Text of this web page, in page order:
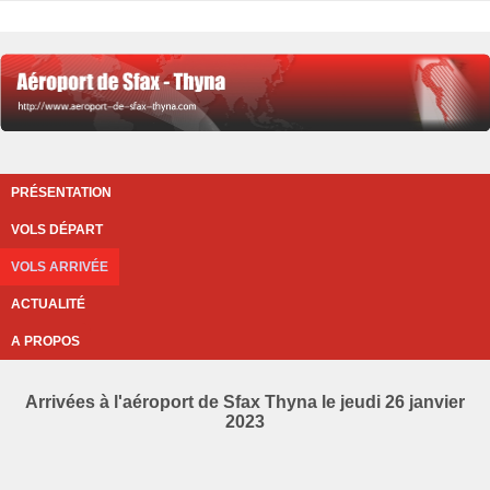
PRÉSENTATION
VOLS DÉPART
VOLS ARRIVÉE
ACTUALITÉ
A PROPOS
Arrivées à l'aéroport de Sfax Thyna le jeudi 26 janvier
2023